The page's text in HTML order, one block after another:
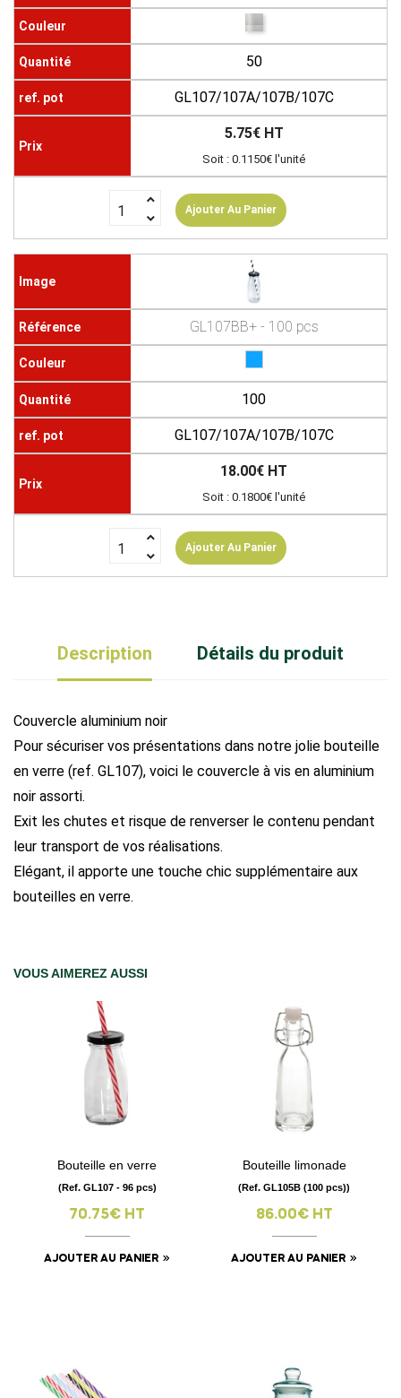
50
GL107/107A/107B/107C
5.75€ HT
Soit : 0.1150€ l'unité
Ajouter Au Panier
GL107BB+ - 100 pcs
100
GL107/107A/107B/107C
18.00€ HT
Soit : 0.1800€ l'unité
Ajouter Au Panier
Description Détails du produit
Couvercle aluminium noir
Pour sécuriser vos présentations dans notre jolie bouteille
en verre (ref. GL107), voici le couvercle à vis en aluminium
noir assorti.
Exit les chutes et risque de renverser le contenu pendant
leur transport de vos réalisations.
Elégant, il apporte une touche chic supplémentaire aux
bouteilles en verre.
VOUS AIMEREZ AUSSI
Bouteille en verre
(Ref. GL107 - 96 pcs)
70.75€ HT
AJOUTER AU PANIER
Bouteille limonade
(Ref. GL105B (100 pcs))
86.00€ HT
AJOUTER AU PANIER